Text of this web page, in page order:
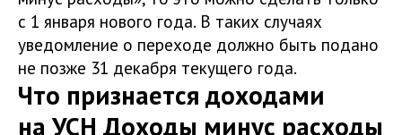
с 1 января нового года. В таких случаях
уведомление о переходе должно быть подано
не позже 31 декабря текущего года.
Что признается доходами
на УСН Доходы минус расходы